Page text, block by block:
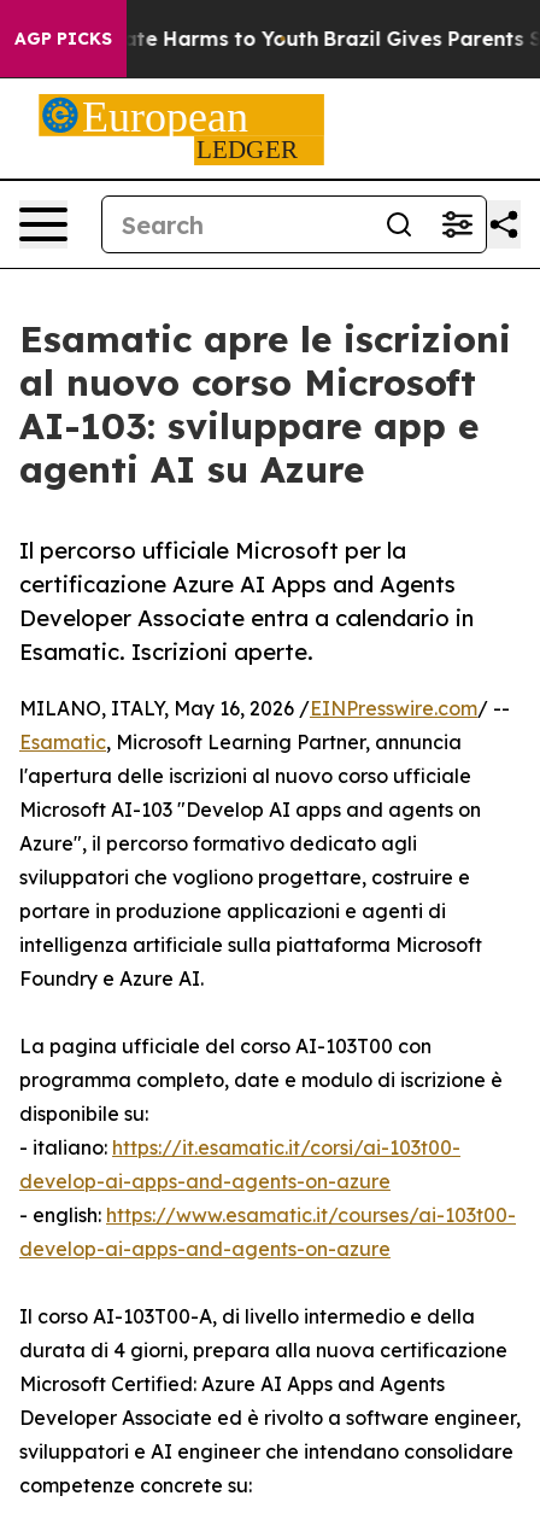
AGP PICKS
to Abate Harms to Youth Brazil Gives Parents
Esamatic apre le iscrizioni
al nuovo corso Microsoft
AI-103: sviluppare app e
agenti AI su Azure
Il percorso ufficiale Microsoft per la
certificazione Azure AI Apps and Agents
Developer Associate entra a calendario in
Esamatic. Iscrizioni aperte.
MILANO, ITALY, May 16, 2026 /EINPresswire.com/ --
Esamatic, Microsoft Learning Partner, annuncia
l'apertura delle iscrizioni al nuovo corso ufficiale
Microsoft AI-103 "Develop AI apps and agents on
Azure", il percorso formativo dedicato agli
sviluppatori che vogliono progettare, costruire e
portare in produzione applicazioni e agenti di
intelligenza artificiale sulla piattaforma Microsoft
Foundry e Azure AI.
La pagina ufficiale del corso AI-103T00 con
programma completo, date e modulo di iscrizione è
disponibile su:
- italiano: https://it.esamatic.it/corsi/ai-103t00-
develop-ai-apps-and-agents-on-azure
- english: https://www.esamatic.it/courses/ai-103t00-
develop-ai-apps-and-agents-on-azure
Il corso AI-103T00-A, di livello intermedio e della
durata di 4 giorni, prepara alla nuova certificazione
Microsoft Certified: Azure AI Apps and Agents
Developer Associate ed è rivolto a software engineer,
sviluppatori e AI engineer che intendano consolidare
competenze concrete su: